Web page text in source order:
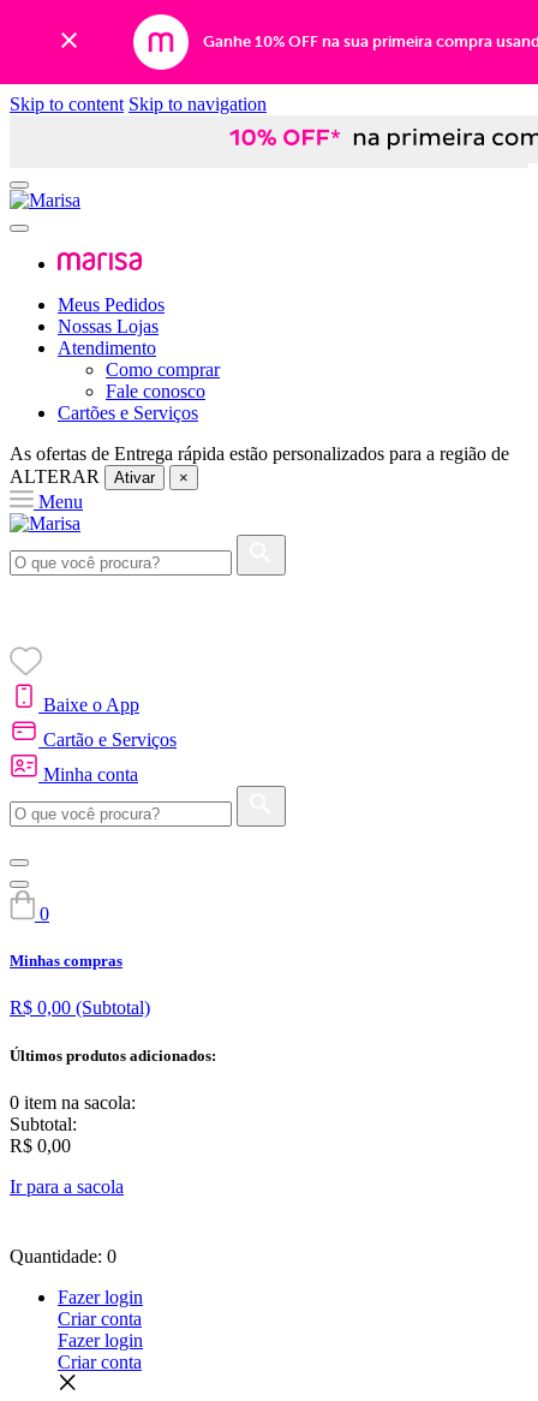
Ganhe 10% OFF na sua primeira compra
Skip to content Skip to navigation
Meus Pedidos
Nossas Lojas
Atendimento
Como comprar
Fale conosco
Cartões e Serviços
As ofertas de Entrega rápida estão personalizados para a região de
ALTERAR
Ativar ×
Menu
Baixe o App
Cartão e Serviços
Minha conta
0
Minhas compras
R$ 0,00 (Subtotal)
Últimos produtos adicionados:
0 item na sacola:
Subtotal:
R$ 0,00
Ir para a sacola
Quantidade: 0
Fazer login
Criar conta
Fazer login
Criar conta